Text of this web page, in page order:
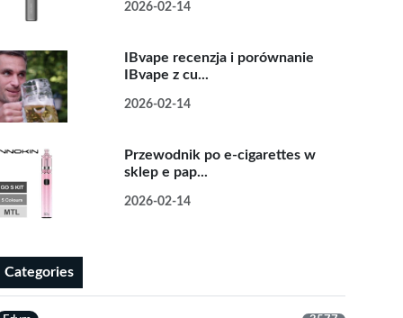
2026-02-14
IBvape recenzja i porównanie
IBvape z cu...
2026-02-14
Przewodnik po e-cigarettes w
sklep e pap...
2026-02-14
Categories